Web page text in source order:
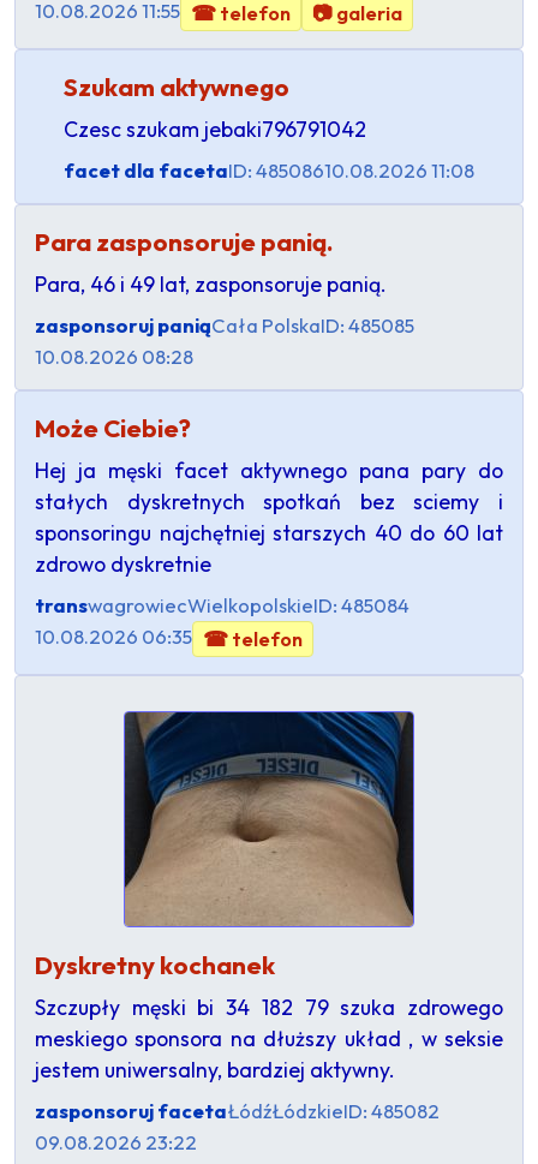
10.08.2026 11:55 ☎ telefon 📷 galeria
Szukam aktywnego
Czesc szukam jebaki796791042
facet dla facetaID: 48508610.08.2026 11:08
Para zasponsoruje panią.
Para, 46 i 49 lat, zasponsoruje panią.
zasponsoruj paniąCała PolskaID: 485085
10.08.2026 08:28
Może Ciebie?
Hej ja męski facet aktywnego pana pary do
stałych dyskretnych spotkań bez sciemy i
sponsoringu najchętniej starszych 40 do 60 lat
zdrowo dyskretnie
transwagrowiecWielkopolskieID: 485084
10.08.2026 06:35 ☎ telefon
Dyskretny kochanek
Szczupły męski bi 34 182 79 szuka zdrowego
meskiego sponsora na dłuższy układ , w seksie
jestem uniwersalny, bardziej aktywny.
zasponsoruj facetaŁódźŁódzkieID: 485082
09.08.2026 23:22